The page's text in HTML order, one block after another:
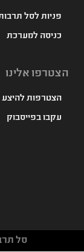
פניות לסל
כניסה למערכת
הצטרפו אלינו
הצטרפות להיצע
עקבו בפייסבוק
סל